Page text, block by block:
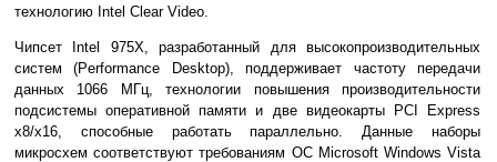
технологию Intel Clear Video.
Чипсет Intel 975X, разработанный для высокопроизводительных
систем (Performance Desktop), поддерживает частоту передачи
данных 1066 МГц, технологии повышения производительности
подсистемы оперативной памяти и две видеокарты PCI Express
x8/x16, способные работать параллельно. Данные наборы
микросхем соответствуют требованиям ОС Microsoft Windows Vista